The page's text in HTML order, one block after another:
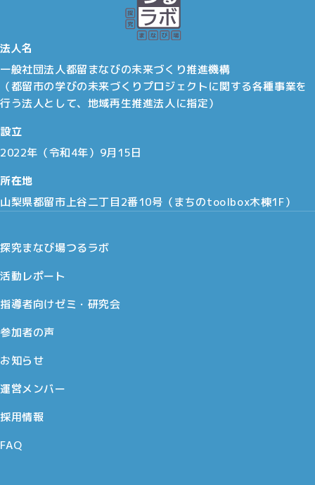
法人名
一般社団法人都留まなびの未来づくり推進機構
（都留市の学びの未来づくりプロジェクトに関する各種事業を
行う法人として、地域再生推進法人に指定）
設立
2022年（令和4年）9月15日
所在地
山梨県都留市上谷二丁目2番10号（まちのtoolbox木棟1F）
探究まなび場つるラボ
活動レポート
指導者向けゼミ・研究会
参加者の声
お知らせ
運営メンバー
採用情報
FAQ